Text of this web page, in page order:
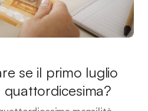
se il primo luglio